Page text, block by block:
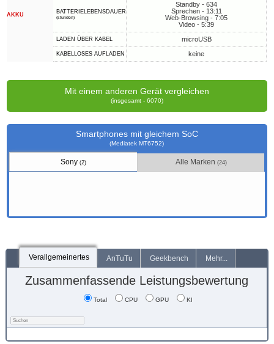
AKKU BATTERIELEBENSDAUER
(stunden)
Standby - 634
Sprechen - 13:11
Web-Browsing - 7:05
Video - 5:39
LADEN ÜBER KABEL microUSB
KABELLOSES AUFLADEN keine
Mit einem anderen Gerät vergleichen
(insgesamt - 6070)
Smartphones mit gleichem SoC
(Mediatek MT6752)
Sony(2) Alle Marken (24)
Verallgemeinertes AnTuTu Geekbench Mehr...
Zusammenfassende Leistungsbewertung
Total CPU GPU KI